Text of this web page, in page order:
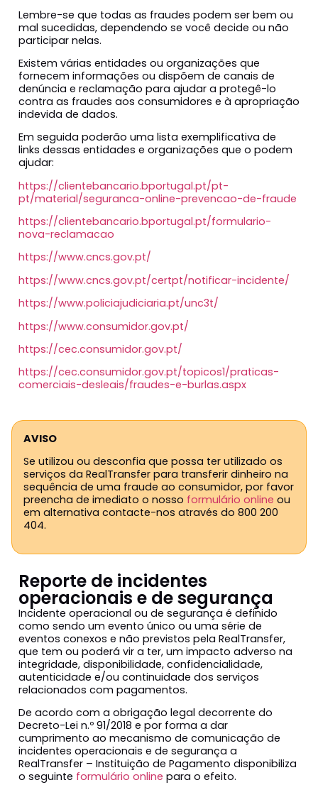
Lembre-se que todas as fraudes podem ser bem ou
mal sucedidas, dependendo se você decide ou não
participar nelas.
Existem várias entidades ou organizações que
fornecem informações ou dispõem de canais de
denúncia e reclamação para ajudar a protegê-lo
contra as fraudes aos consumidores e à apropriação
indevida de dados.
Em seguida poderão uma lista exemplificativa de
links dessas entidades e organizações que o podem
ajudar:
https://clientebancario.bportugal.pt/pt-
pt/material/seguranca-online-prevencao-de-fraude
https://clientebancario.bportugal.pt/formulario-
nova-reclamacao
https://www.cncs.gov.pt/
https://www.cncs.gov.pt/certpt/notificar-incidente/
https://www.policiajudiciaria.pt/unc3t/
https://www.consumidor.gov.pt/
https://cec.consumidor.gov.pt/
https://cec.consumidor.gov.pt/topicos1/praticas-
comerciais-desleais/fraudes-e-burlas.aspx
AVISO
Se utilizou ou desconfia que possa ter utilizado os
serviços da RealTransfer para transferir dinheiro na
sequência de uma fraude ao consumidor, por favor
preencha de imediato o nosso formulário online ou
em alternativa contacte-nos através do 800 200
404.
Reporte de incidentes
operacionais e de segurança
Incidente operacional ou de segurança é definido
como sendo um evento único ou uma série de
eventos conexos e não previstos pela RealTransfer,
que tem ou poderá vir a ter, um impacto adverso na
integridade, disponibilidade, confidencialidade,
autenticidade e/ou continuidade dos serviços
relacionados com pagamentos.
De acordo com a obrigação legal decorrente do
Decreto-Lei n.º 91/2018 e por forma a dar
cumprimento ao mecanismo de comunicação de
incidentes operacionais e de segurança a
RealTransfer – Instituição de Pagamento disponibiliza
o seguinte formulário online para o efeito.